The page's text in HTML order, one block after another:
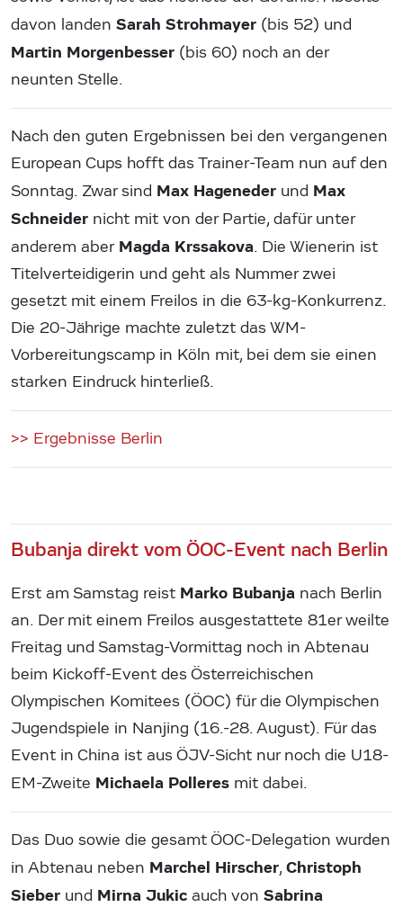
davon landen Sarah Strohmayer (bis 52) und
Martin Morgenbesser (bis 60) noch an der
neunten Stelle.
Nach den guten Ergebnissen bei den vergangenen
European Cups hofft das Trainer-Team nun auf den
Sonntag. Zwar sind Max Hageneder und Max
Schneider nicht mit von der Partie, dafür unter
anderem aberMagda Krssakova. Die Wienerin ist
Titelverteidigerin und geht als Nummer zwei
gesetzt mit einem Freilos in die 63-kg-Konkurrenz.
Die 20-Jährige machte zuletzt das WM-
Vorbereitungscamp in Köln mit, bei dem sie einen
starken Eindruck hinterließ.
>> Ergebnisse Berlin
Bubanja direkt vom ÖOC-Event nach Berlin
Erst am Samstag reist Marko Bubanja nach Berlin
an. Der mit einem Freilos ausgestattete 81er weilte
Freitag und Samstag-Vormittag noch in Abtenau
beim Kickoff-Event des Österreichischen
Olympischen Komitees (ÖOC) für die Olympischen
Jugendspiele in Nanjing (16.-28. August). Für das
Event in China ist aus ÖJV-Sicht nur noch die U18-
EM-Zweite Michaela Polleres mit dabei.
Das Duo sowie die gesamt ÖOC-Delegation wurden
in Abtenau neben Marchel Hirscher, Christoph
Sieber und Mirna Jukic auch von Sabrina